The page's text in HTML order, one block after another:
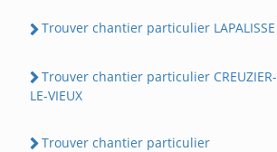
Trouver chantier particulier LAPALISSE
Trouver chantier particulier CREUZIER-
LE-VIEUX
Trouver chantier particulier